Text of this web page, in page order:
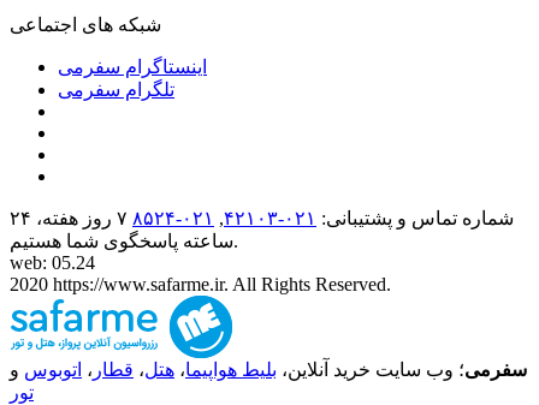
شبکه های اجتماعی
اینستاگرام سفرمی
تلگرام سفرمی
شماره تماس و پشتیبانی: ۰۲۱-۴٢١٠٣ , ۰۲۱-۸۵۲۴
۷ روز هفته، ۲۴
ساعته پاسخگوی شما هستیم.
web: 05.24
2020 https://www.safarme.ir. All Rights Reserved.
سفرمی؛ وب سایت خرید آنلاین، بلیط هواپیما، هتل، قطار ، اتوبوس و
تور